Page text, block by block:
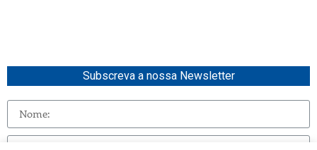
Subscreva a nossa Newsletter